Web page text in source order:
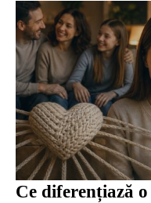
Ce diferențiază